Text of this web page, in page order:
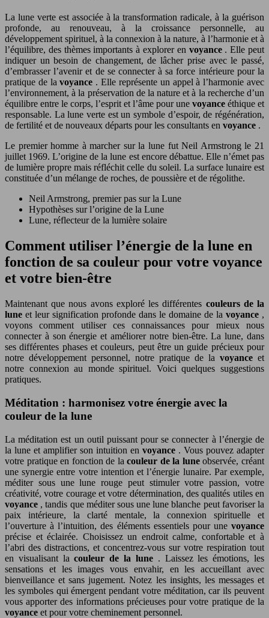
La lune verte est associée à la transformation radicale, à la guérison
profonde, au renouveau, à la croissance personnelle, au
développement spirituel, à la connexion à la nature, à l’harmonie et à
l’équilibre, des thèmes importants à explorer en voyance . Elle peut
indiquer un besoin de changement, de lâcher prise avec le passé,
d’embrasser l’avenir et de se connecter à sa force intérieure pour la
pratique de lavoyance . Elle représente un appel à l’harmonie avec
l’environnement, à la préservation de la nature et à la recherche d’un
équilibre entre le corps, l’esprit et l’âme pour une voyance éthique et
responsable. La lune verte est un symbole d’espoir, de régénération,
de fertilité et de nouveaux départs pour les consultants en voyance .
Le premier homme à marcher sur la lune fut Neil Armstrong le 21
juillet 1969. L’origine de la lune est encore débattue. Elle n’émet pas
de lumière propre mais réfléchit celle du soleil. La surface lunaire est
constituée d’un mélange de roches, de poussière et de régolithe.
Neil Armstrong, premier pas sur la Lune
Hypothèses sur l’origine de la Lune
Lune, réflecteur de la lumière solaire
Comment utiliser l’énergie de la lune en
fonction de sa couleur pour votre voyance
et votre bien-être
Maintenant que nous avons exploré les différentes couleurs de la
lune et leur signification profonde dans le domaine de la voyance ,
voyons comment utiliser ces connaissances pour mieux nous
connecter à son énergie et améliorer notre bien-être. La lune, dans
ses différentes phases et couleurs, peut être un guide précieux pour
notre développement personnel, notre pratique de la voyance et
notre connexion au monde spirituel. Voici quelques suggestions
pratiques.
Méditation : harmonisez votre énergie avec la
couleur de la lune
La méditation est un outil puissant pour se connecter à l’énergie de
la lune et amplifier son intuition en voyance . Vous pouvez adapter
votre pratique en fonction de lacouleur de la luneobservée, créant
une synergie entre votre intention et l’énergie lunaire. Par exemple,
méditer sous une lune rouge peut stimuler votre passion, votre
créativité, votre courage et votre détermination, des qualités utiles en
voyance , tandis que méditer sous une lune blanche peut favoriser la
paix intérieure, la clarté mentale, la connexion spirituelle et
l’ouverture à l’intuition, des éléments essentiels pour une voyance
précise et éclairée. Choisissez un endroit calme, confortable et à
l’abri des distractions, et concentrez-vous sur votre respiration tout
en visualisant lacouleur de la lune . Laissez les émotions, les
sensations et les images vous envahir, en les accueillant avec
bienveillance et sans jugement. Notez les insights, les messages et
les symboles qui émergent pendant votre méditation, car ils peuvent
vous apporter des informations précieuses pour votre pratique de la
voyance et pour votre cheminement personnel.